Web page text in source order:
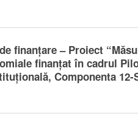
finanțare – Proiect
finanțat în cadrul
Componenta 12-